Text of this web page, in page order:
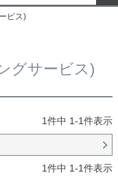
ビス)
グサービス)
1件中 1-1件表示
1件中 1-1件表示